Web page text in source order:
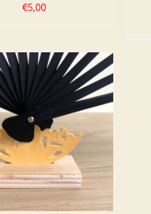
€5,00